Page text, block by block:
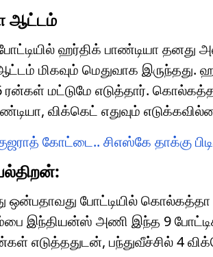
ஆட்டம்
ஹர்திக் பாண்டியா
மிகவும் மெதுவாக இருந்தது.
ரன்கள் மட்டுமே எடுத்தார்.
விக்கெட் எதுவும்
கோட்டை.. சிஎஸ்கே தாக்கு
ஒன்பதாவது போட்டியில்
இந்தியன்ஸ் அணி இந்த 9
எடுத்ததுடன், பந்துவீச்சில் 4